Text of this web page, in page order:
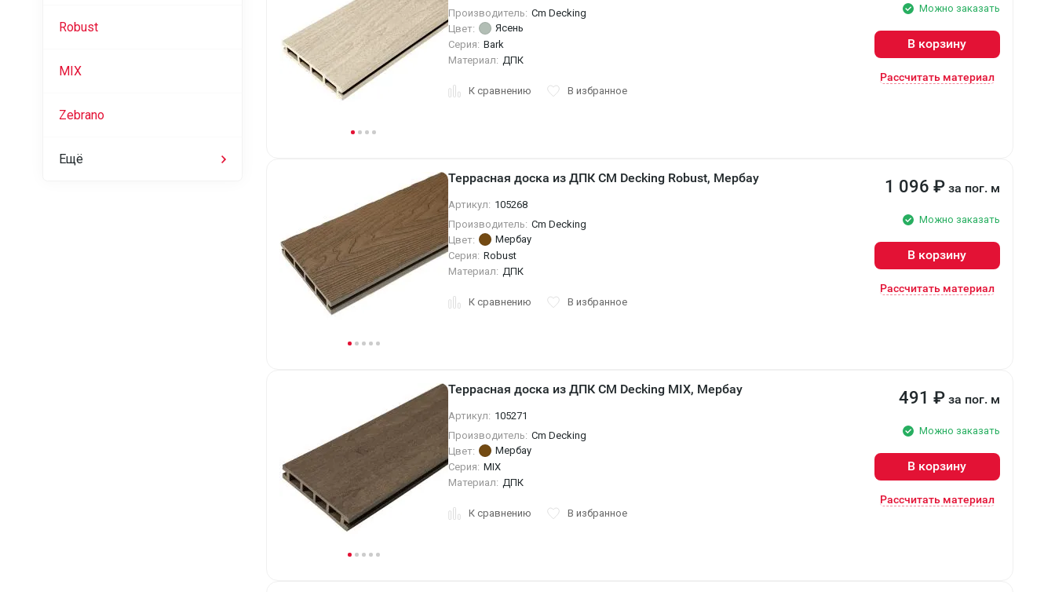
Производитель: Cm Decking
Цвет:
Ясень
Серия: Bark
Материал: ДПК
К сравнению В избранное
Можно заказать
В корзину
Рассчитать материал
Террасная доска из ДПК CM Decking Robust, Мербау
Артикул: 105268
Производитель: Cm Decking
Цвет:
Мербау
Серия: Robust
Материал: ДПК
К сравнению В избранное
1 096 ₽ за пог. м
Можно заказать
В корзину
Рассчитать материал
Террасная доска из ДПК CM Decking MIX, Мербау
Артикул: 105271
Производитель: Cm Decking
Цвет:
Мербау
Серия: MIX
Материал: ДПК
К сравнению В избранное
491 ₽ за пог. м
Можно заказать
В корзину
Рассчитать материал
Robust
MIX
Zebrano
Ещё